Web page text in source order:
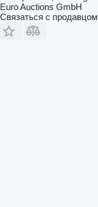
Euro Auctions GmbH
Связаться с продавцом